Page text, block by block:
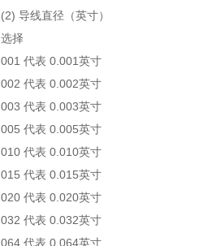
(2) 导线直径（英寸）
选择
001 代表 0.001英寸
002 代表 0.002英寸
003 代表 0.003英寸
005 代表 0.005英寸
010 代表 0.010英寸
015 代表 0.015英寸
020 代表 0.020英寸
032 代表 0.032英寸
064 代表 0.064英寸